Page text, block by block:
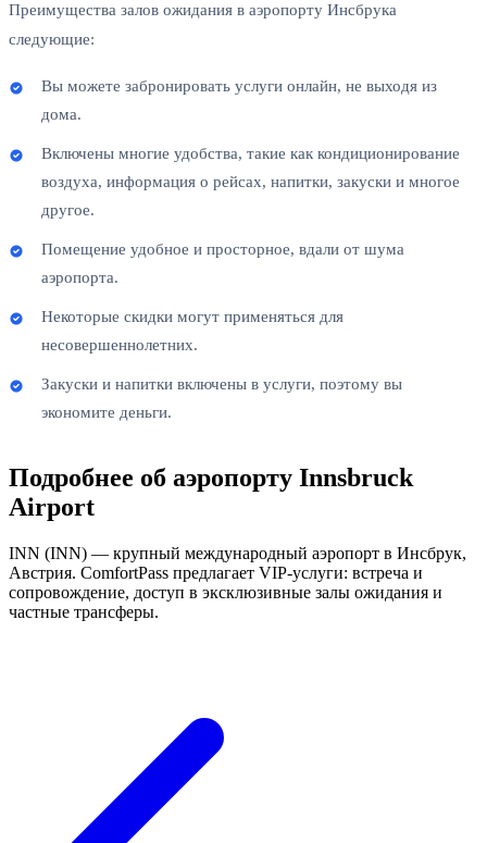
Преимущества залов ожидания в аэропорту Инсбрука
следующие:
Вы можете забронировать услуги онлайн, не выходя из
дома.
Включены многие удобства, такие как кондиционирование
воздуха, информация о рейсах, напитки, закуски и многое
другое.
Помещение удобное и просторное, вдали от шума
аэропорта.
Некоторые скидки могут применяться для
несовершеннолетних.
Закуски и напитки включены в услуги, поэтому вы
экономите деньги.
Подробнее об аэропорту Innsbruck
Airport
INN (INN) — крупный международный аэропорт в Инсбрук,
Австрия. ComfortPass предлагает VIP-услуги: встреча и
сопровождение, доступ в эксклюзивные залы ожидания и
частные трансферы.